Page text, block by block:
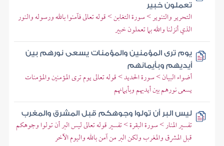
تعملون خبير
التحرير والتنوير > سورة التغابن > قوله تعالى فآمنوا بالله ورسوله والنور
الذي أنزلنا والله بما تعملون خبير
يوم ترى المؤمنين والمؤمنات يسعى نورهم بين
أيديهم وبأيمانهم
أضواء البيان > سورة الحديد > قوله تعالى يوم ترى المؤمنين والمؤمنات
يسعى نورهم بين أيديهم وبأيمانهم
ليس البر أن تولوا وجوهكم قبل المشرق والمغرب
تفسير المنار > سورة البقرة > تفسير قوله تعالى ليس البر أن تولوا وجوهكم
قبل المشرق والمغرب ولكن البر من آمن بالله واليوم الآخر